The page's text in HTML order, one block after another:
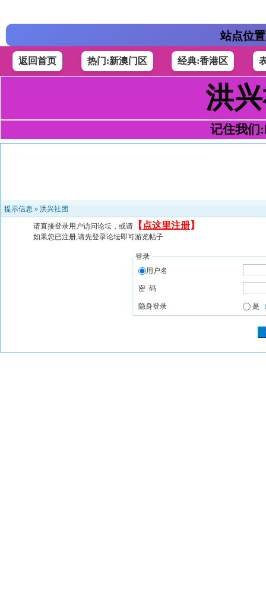
站点位
返回首页 热门:新澳门区 经典:香港区
洪
记住我们
提示信息 » 洪兴社团
请直接登录用户访问论坛，或请 【 点这里注册】
如果您已注册,请先登录论坛即可游览帖子
登录
用户名
密 码
隐身登录 是